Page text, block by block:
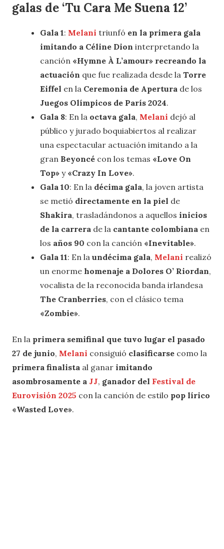
galas de ‘Tu Cara Me Suena 12’
Gala 1: Melani triunfó en la primera gala
imitando a Céline Dion interpretando la
canción «Hymne À L’amour» recreando la
actuación que fue realizada desde la Torre
Eiffel en la Ceremonia de Apertura de los
Juegos Olímpicos de París 2024.
Gala 8: En la octava gala, Melani dejó al
público y jurado boquiabiertos al realizar
una espectacular actuación imitando a la
gran Beyoncé con los temas «Love On
Top» y «Crazy In Love».
Gala 10: En la décima gala, la joven artista
se metió directamente en la piel de
Shakira, trasladándonos a aquellos inicios
de la carrera de la cantante colombiana en
los años 90 con la canción «Inevitable».
Gala 11: En la undécima gala, Melani realizó
un enorme homenaje a Dolores O’ Riordan,
vocalista de la reconocida banda irlandesa
The Cranberries, con el clásico tema
«Zombie».
En la primera semifinal que tuvo lugar el pasado
27 de junio, Melani consiguió clasificarse como la
primera finalista al ganar imitando
asombrosamente a JJ, ganador del Festival de
Eurovisión 2025 con la canción de estilo pop lírico
«Wasted Love».